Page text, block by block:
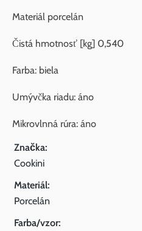
Materiál porcelán
Čistá hmotnosť [kg] 0,540
Farba: biela
Umývčka riadu: áno
Mikrovlnná rúra: áno
Značka:
Cookini
Materiál:
Porcelán
Farba/vzor: